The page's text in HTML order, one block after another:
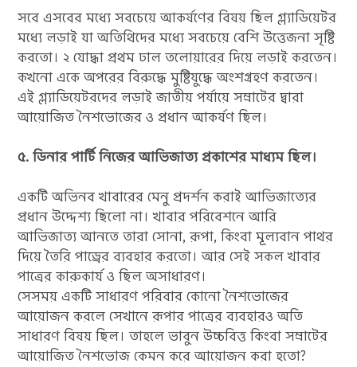
সবে এসবের মধ্যে সবচেয়ে আকর্ষণের বিষয় ছিল গ্ল্যাডিয়েটর
মধ্যে লড়াই যা অতিথিদের মধ্যে সবচেয়ে বেশি উত্তেজনা সৃষ্টি
করতো। ২ যোদ্ধা প্রথম ঢাল তলোয়ারের দিয়ে লড়াই করতেন।
কখনো একে অপরের বিরুদ্ধে মুষ্টিযুদ্ধে অংশগ্রহণ করতেন।
এই গ্ল্যাডিয়েটরদের লড়াই জাতীয় পর্যায়ে সম্রাটের দ্বারা
আয়োজিত নৈশভোজের ও প্রধান আকর্ষণ ছিল।
৫. ডিনার পার্টি নিজের আভিজাত্য প্রকাশের মাধ্যম ছিল।
একটি অভিনব খাবারের মেনু প্রদর্শন করাই আভিজাত্যের
প্রধান উদ্দেশ্য ছিলো না। খাবার পরিবেশনে আরি
আভিজাত্য আনতে তারা সোনা, রূপা, কিংবা মূল্যবান পাথর
দিয়ে তৈরি পাড্রের ব্যবহার করতো। আর সেই সকল খাবার
পাত্রের কারুকার্য ও ছিল অসাধারণ।
সেসময় একটি সাধারণ পরিবার কোনো নৈশভোজের
আয়োজন করলে সেখানে রূপার পাত্রের ব্যবহারও অতি
সাধারণ বিষয় ছিল। তাহলে ভাবুন উচ্চবিত্ত কিংবা সম্রাটের
আয়োজিত নৈশভোজ কেমন করে আয়োজন করা হতো?